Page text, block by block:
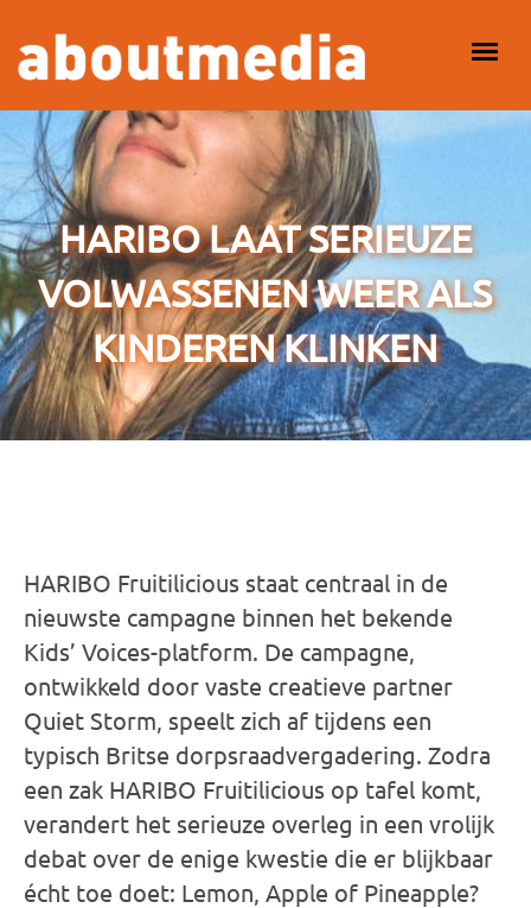
HOOFDMENU
HARIBO LAAT SERIEUZE
VOLWASSENEN WEER ALS
KINDEREN KLINKEN
HARIBO Fruitilicious staat centraal in de
nieuwste campagne binnen het bekende
Kids’ Voices-platform. De campagne,
ontwikkeld door vaste creatieve partner
Quiet Storm, speelt zich af tijdens een
typisch Britse dorpsraadvergadering. Zodra
een zak HARIBO Fruitilicious op tafel komt,
verandert het serieuze overleg in een vrolijk
debat over de enige kwestie die er blijkbaar
écht toe doet: Lemon, Apple of Pineapple?